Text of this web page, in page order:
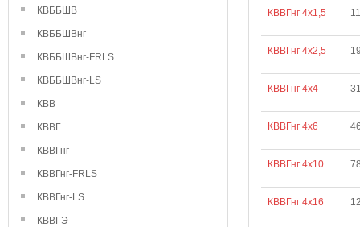
КВББШВ
КВББШВнг
КВББШВнг-FRLS
КВББШВнг-LS
КВВ
КВВГ
КВВГнг
КВВГнг-FRLS
КВВГнг-LS
КВВГЭ
КВВГнг 4х1,5
КВВГнг 4х2,5
КВВГнг 4х4
КВВГнг 4х6
КВВГнг 4х10
КВВГнг 4х16